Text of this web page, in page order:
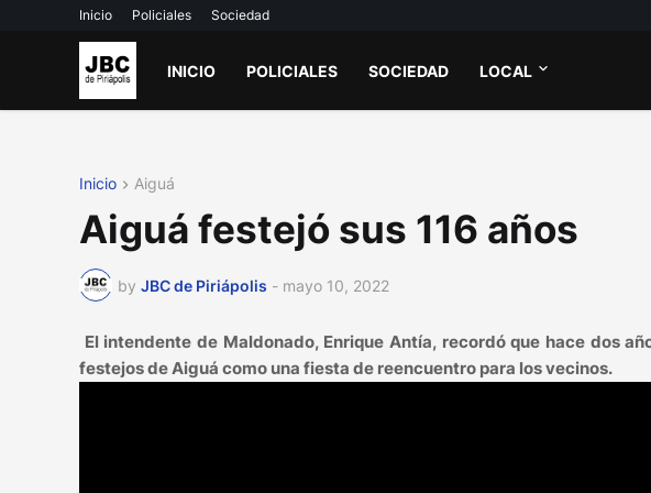
Inicio Policiales Sociedad
INICIO POLICIALES SOCIEDAD LOCAL
Inicio Aiguá
Aiguá festejó sus 116 años
by JBC de Piriápolis - mayo 10, 2022
El intendente de Maldonado, Enrique Antía, recordó que hace dos
festejos de Aiguá como una fiesta de reencuentro para los vecinos.